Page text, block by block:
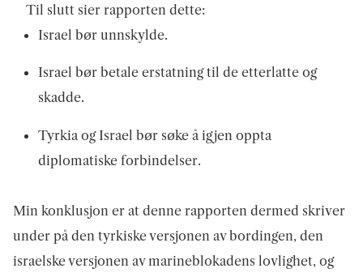
Til slutt sier rapporten dette:
Israel bør unnskylde.
Israel bør betale erstatning til de etterlatte og
skadde.
Tyrkia og Israel bør søke å igjen oppta
diplomatiske forbindelser.
Min konklusjon er at denne rapporten dermed skriver
under på den tyrkiske versjonen av bordingen, den
israelske versjonen av marineblokadens lovlighet, og